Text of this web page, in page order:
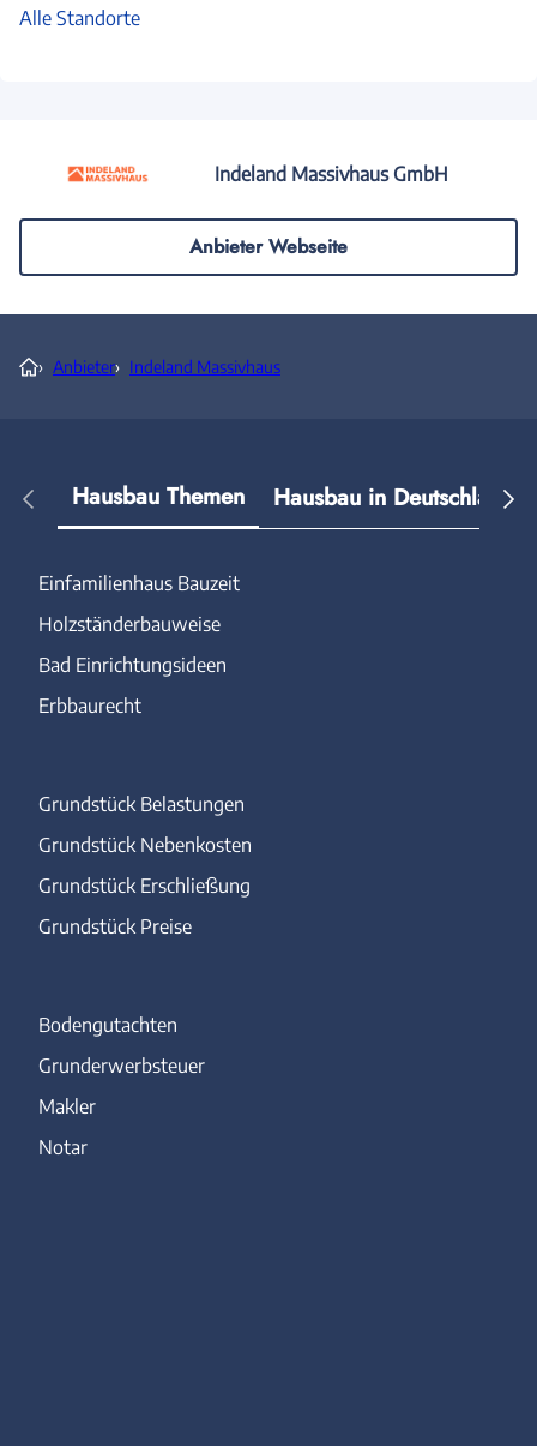
Alle Standorte
Indeland Massivhaus GmbH
Anbieter Webseite
› Anbieter› Indeland Massivhaus
Hausbau Themen Hausbau in Deutschland
Einfamilienhaus Bauzeit
Holzständerbauweise
Bad Einrichtungsideen
Erbbaurecht
Grundstück Belastungen
Grundstück Nebenkosten
Grundstück Erschließung
Grundstück Preise
Bodengutachten
Grunderwerbsteuer
Makler
Notar